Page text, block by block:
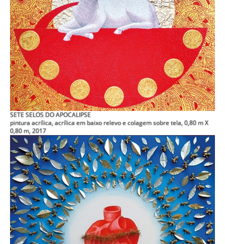
SETE SELOS DO APOCALIPSE
pintura acrílica, acrílica em baixo relevo e colagem sobre tela, 0,80 m X
0,80 m, 2017